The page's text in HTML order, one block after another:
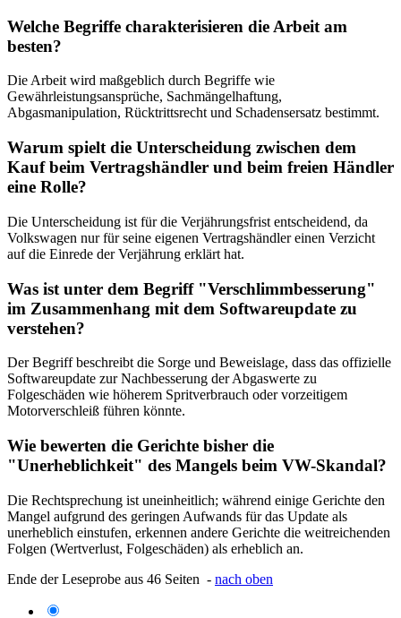
Welche Begriffe charakterisieren die Arbeit am
besten?
Die Arbeit wird maßgeblich durch Begriffe wie
Gewährleistungsansprüche, Sachmängelhaftung,
Abgasmanipulation, Rücktrittsrecht und Schadensersatz bestimmt.
Warum spielt die Unterscheidung zwischen dem
Kauf beim Vertragshändler und beim freien Händler
eine Rolle?
Die Unterscheidung ist für die Verjährungsfrist entscheidend, da
Volkswagen nur für seine eigenen Vertragshändler einen Verzicht
auf die Einrede der Verjährung erklärt hat.
Was ist unter dem Begriff "Verschlimmbesserung"
im Zusammenhang mit dem Softwareupdate zu
verstehen?
Der Begriff beschreibt die Sorge und Beweislage, dass das offizielle
Softwareupdate zur Nachbesserung der Abgaswerte zu
Folgeschäden wie höherem Spritverbrauch oder vorzeitigem
Motorverschleiß führen könnte.
Wie bewerten die Gerichte bisher die
"Unerheblichkeit" des Mangels beim VW-Skandal?
Die Rechtsprechung ist uneinheitlich; während einige Gerichte den
Mangel aufgrund des geringen Aufwands für das Update als
unerheblich einstufen, erkennen andere Gerichte die weitreichenden
Folgen (Wertverlust, Folgeschäden) als erheblich an.
Ende der Leseprobe aus 46 Seiten - nach oben